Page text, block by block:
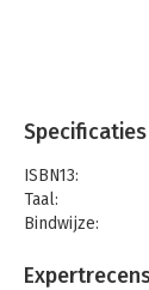
Specificaties
ISBN13:
Taal:
Bindwijze:
Uitgever: